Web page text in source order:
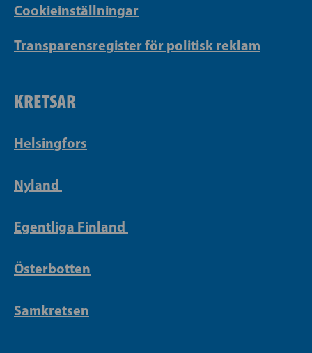
Cookieinställningar
Transparensregister för politisk reklam
KRETSAR
Helsingfors
Nyland
Egentliga Finland
Österbotten
Samkretsen